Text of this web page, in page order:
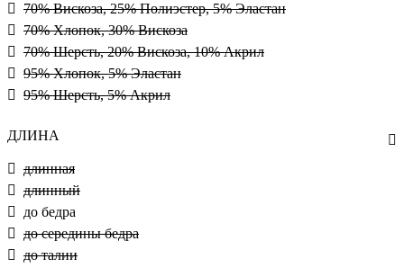
70% Вискоза, 25% Полиэстер, 5% Эластан
70% Хлопок, 30% Вискоза
70% Шерсть, 20% Вискоза, 10% Акрил
95% Хлопок, 5% Эластан
95% Шерсть, 5% Акрил
ДЛИНА
длинная
длинный
до бедра
до середины бедра
до талии